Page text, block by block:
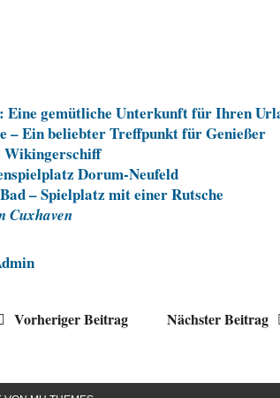
Eine gemütliche Unterkunft für Ihren
– Ein beliebter Treffpunkt für Genießer
Wikingerschiff
Dorum-Neufeld
– Spielplatz mit einer Rutsche
Cuxhaven
Vorheriger Beitrag Nächster Beitrag